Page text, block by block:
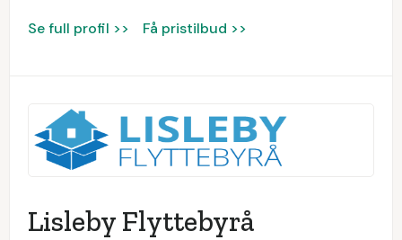
Se full profil >> Få pristilbud >>
Lisleby Flyttebyrå